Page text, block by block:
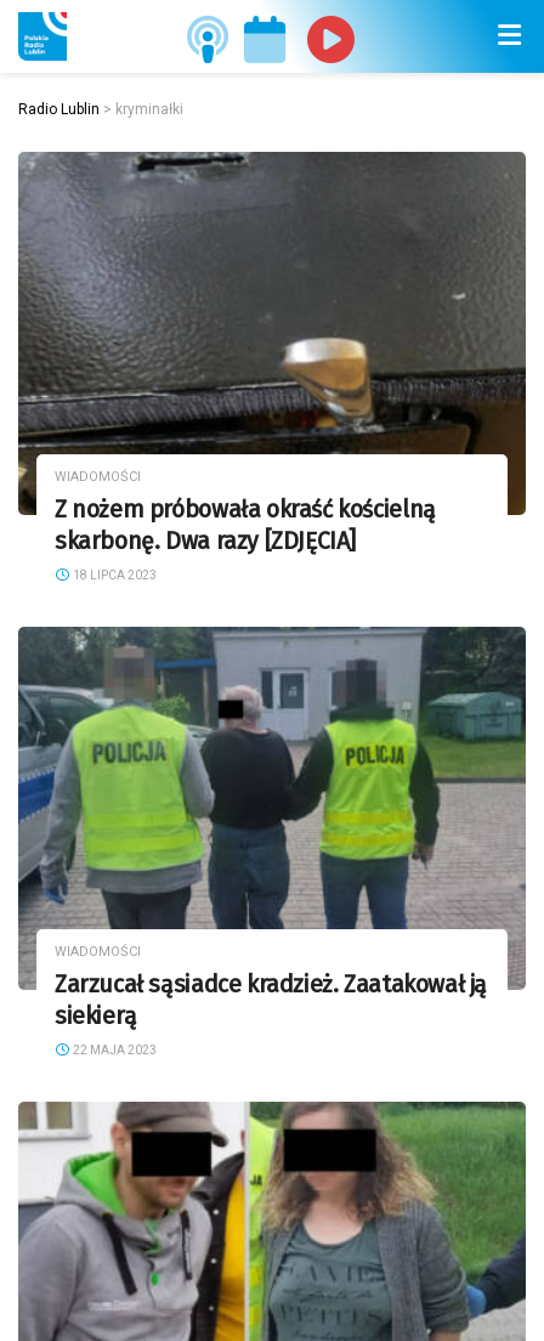
Radio Lublin > kryminałki
WIADOMOŚCI
Z nożem próbowała okraść kościelną
skarbonę. Dwa razy [ZDJĘCIA]
18 LIPCA 2023
WIADOMOŚCI
Zarzucał sąsiadce kradzież. Zaatakował ją
siekierą
22 MAJA 2023